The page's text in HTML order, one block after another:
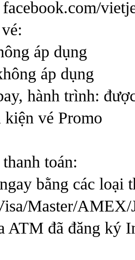
áp dụng
áp dụng
hành trình:
kiện vé Promo
toán:
bằng các loại
Master/AMEX/
ATM đã đăng ký